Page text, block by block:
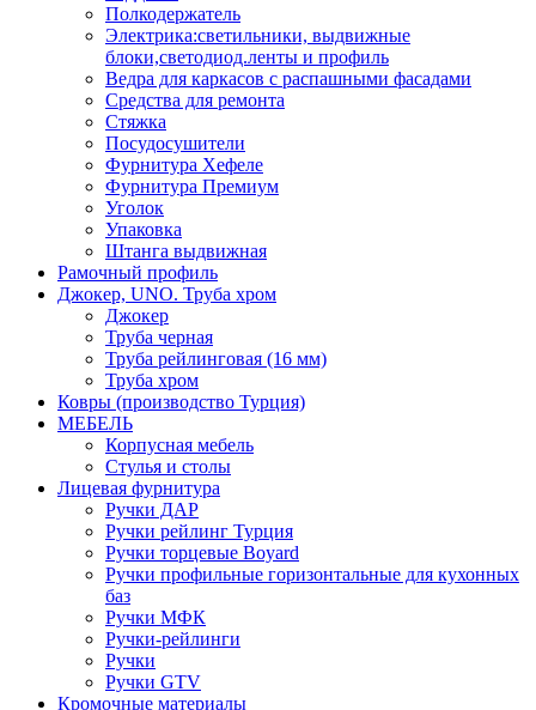
Полкодержатель
Электрика:светильники, выдвижные
блоки,светодиод.ленты и профиль
Ведра для каркасов с распашными фасадами
Средства для ремонта
Стяжка
Посудосушители
Фурнитура Хефеле
Фурнитура Премиум
Уголок
Упаковка
Штанга выдвижная
Рамочный профиль
Джокер, UNO. Труба хром
Джокер
Труба черная
Труба рейлинговая (16 мм)
Труба хром
Ковры (производство Турция)
МЕБЕЛЬ
Корпусная мебель
Стулья и столы
Лицевая фурнитура
Ручки ДАР
Ручки рейлинг Турция
Ручки торцевые Boyard
Ручки профильные горизонтальные для кухонных
баз
Ручки МФК
Ручки-рейлинги
Ручки
Ручки GTV
Кромочные материалы